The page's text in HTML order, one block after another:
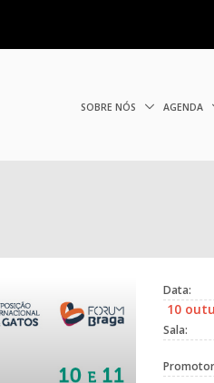
SOBRE NÓS AGENDA
Data:
10
Sala:
Promotor